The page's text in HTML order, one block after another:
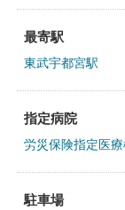
最寄駅
東武宇都宮駅
指定病院
労災保険指定医
駐車場